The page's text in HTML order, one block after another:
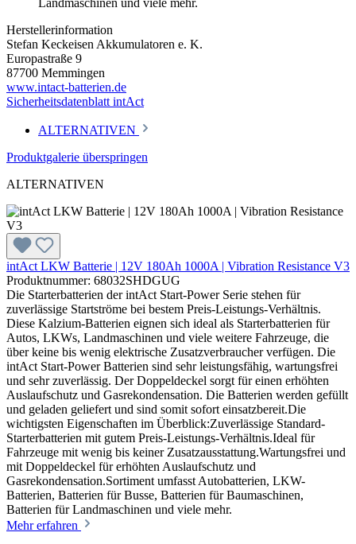
Herstellerinformation
Stefan Keckeisen Akkumulatoren e. K.
Europastraße 9
87700 Memmingen
www.intact-batterien.de
Sicherheitsdatenblatt intAct
ALTERNATIVEN
Produktgalerie überspringen
ALTERNATIVEN
intAct LKW Batterie | 12V 180Ah 1000A | Vibration Resistance V3
Produktnummer: 68032SHDGUG
Die Starterbatterien der intAct Start-Power Serie stehen für
zuverlässige Startströme bei bestem Preis-Leistungs-Verhältnis.
Diese Kalzium-Batterien eignen sich ideal als Starterbatterien für
Autos, LKWs, Landmaschinen und viele weitere Fahrzeuge, die
über keine bis wenig elektrische Zusatzverbraucher verfügen. Die
intAct Start-Power Batterien sind sehr leistungsfähig, wartungsfrei
und sehr zuverlässig. Der Doppeldeckel sorgt für einen erhöhten
Auslaufschutz und Gasrekondensation. Die Batterien werden gefüllt
und geladen geliefert und sind somit sofort einsatzbereit.Die
wichtigsten Eigenschaften im Überblick:Zuverlässige Standard-
Starterbatterien mit gutem Preis-Leistungs-Verhältnis.Ideal für
Fahrzeuge mit wenig bis keiner Zusatzausstattung.Wartungsfrei und
mit Doppeldeckel für erhöhten Auslaufschutz und
Gasrekondensation.Sortiment umfasst Autobatterien, LKW-
Batterien, Batterien für Busse, Batterien für Baumaschinen,
Batterien für Landmaschinen und viele mehr.
Mehr erfahren